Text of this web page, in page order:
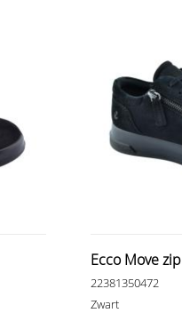
Ecco Move zip
22381350472
Zwart